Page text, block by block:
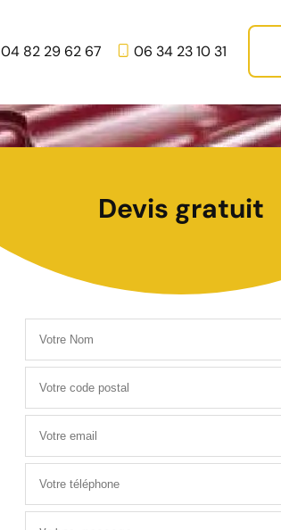
04 82 29 62 67 06 34 23 10 31
Devis gratuit